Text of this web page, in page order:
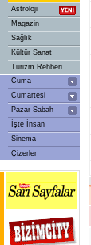
Astroloji
Magazin
Sağlık
Kültür Sanat
Turizm Rehberi
Cuma
Cumartesi
Pazar Sabah
İşte İnsan
Sinema
Çizerler